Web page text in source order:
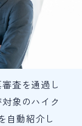
査を通過し
象のハイク
自動紹介し